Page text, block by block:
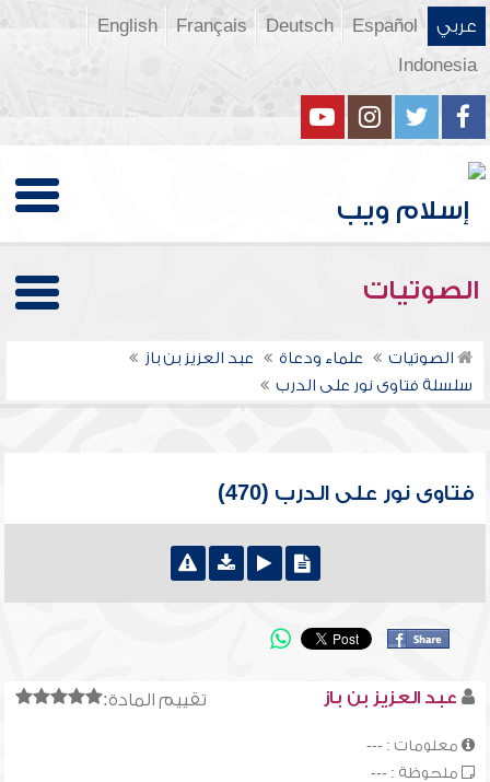
عربي Español
Deutsch
Français
English
Indonesia
الصوتيات
الصوتيات علماء ودعاة
عبد العزيز بن باز
سلسلة فتاوى نور على الدرب
فتاوى نور على الدرب (470)
تقييم المادة: عبد العزيز بن باز
معلومات : ---
ملحوظة : ---